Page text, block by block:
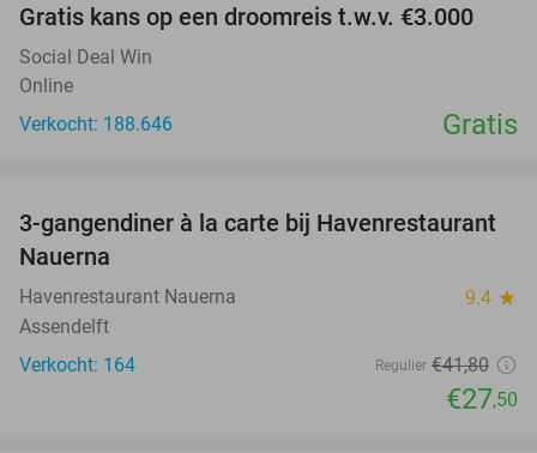
Gratis kans op een droomreis t.w.v. €3.000
Social Deal Win
Online
Verkocht: 188.646
Gratis
34%
3-gangendiner à la carte bij Havenrestaurant
Nauerna
Havenrestaurant Nauerna 9.4 star
Assendelft
Verkocht: 164
Regulier €41,80
€27,50